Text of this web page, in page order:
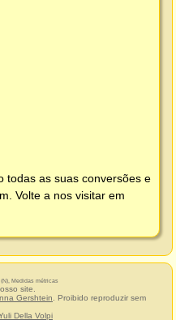
todas as suas conversões e
. Volte a nos visitar em
(N), Medidas métricas
site.
Gershtein . Proibido reproduzir sem
Della Volpi